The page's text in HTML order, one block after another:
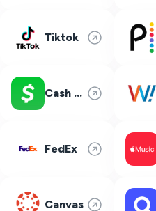
Tiktok
Cash App
FedEx
Canvas